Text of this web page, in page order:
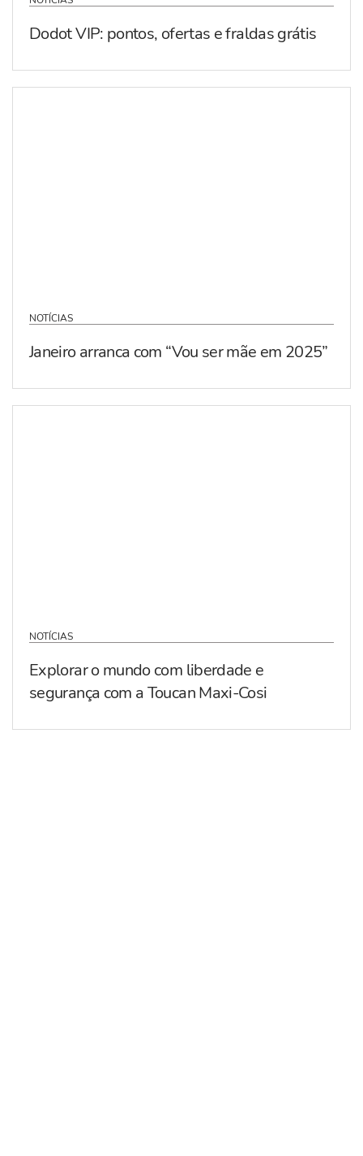
Dodot VIP: pontos, ofertas e fraldas grátis
NOTÍCIAS
Janeiro arranca com “Vou ser mãe em 2025”
NOTÍCIAS
Explorar o mundo com liberdade e
segurança com a Toucan Maxi-Cosi